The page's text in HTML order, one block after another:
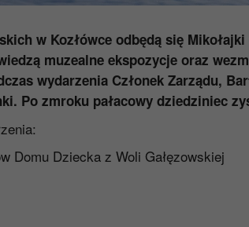
w Kozłówce odbędą się
muzealne ekspozycje oraz
wydarzenia Członek Zarządu,
Po zmroku pałacowy dziedziniec
Domu Dziecka z Woli Gałęzowskiej